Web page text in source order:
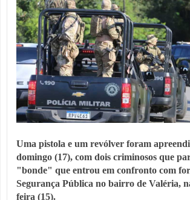
Uma pistola e um revólver foram
domingo (17), com dois criminosos que
"bonde" que entrou em confronto com
Segurança Pública no bairro de Valéria,
feira (15).